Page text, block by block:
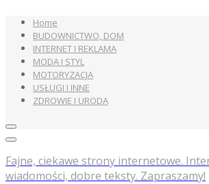
Home
BUDOWNICTWO, DOM
INTERNET I REKLAMA
MODA I STYL
MOTORYZACJA
USŁUGI I INNE
ZDROWIE I URODA
Fajne, ciekawe strony internetowe.
wiadomości, dobre teksty. Zapraszamy!